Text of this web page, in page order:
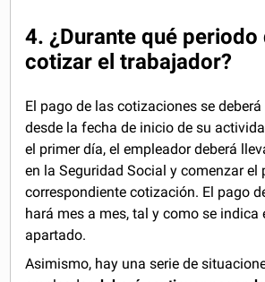
4. ¿Durante qué periodo
cotizar el trabajador?
El pago de las cotizaciones se
desde la fecha de inicio de su
el primer día, el empleador deberá
en la Seguridad Social y comenzar el
correspondiente cotización. El pago
hará mes a mes, tal y como se indica
apartado.
Asimismo, hay una serie de